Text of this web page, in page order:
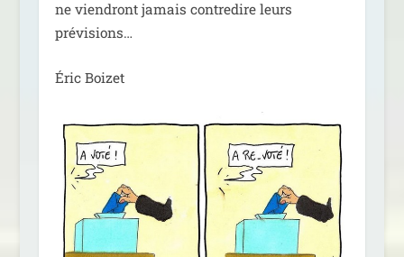
ne vien­dront jamais contre­dire leurs
prévisions…
Éric Boizet